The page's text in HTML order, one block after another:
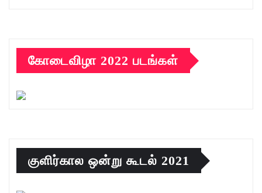
கோடைவிழா 2022 படங்கள்
குளிர்கால ஒன்று கூடல் 2021